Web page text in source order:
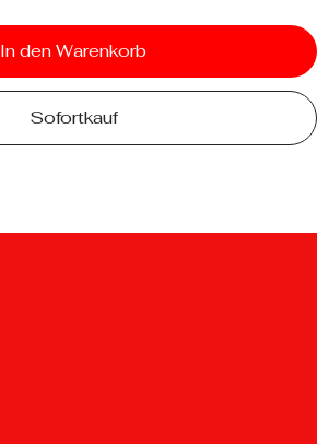
In den Warenkorb
Sofortkauf